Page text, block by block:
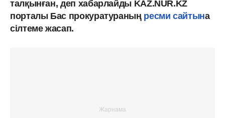
талқынған, деп хабарлайды KAZ.NUR.KZ
порталы Бас прокуратураныңресми сайтына
сілтеме жасап.